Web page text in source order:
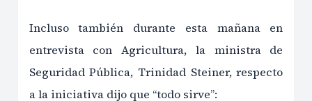
Incluso también durante esta mañana en
entrevista con Agricultura, la ministra de
Seguridad Pública, Trinidad Steiner, respecto
a la iniciativa dijo que “todo sirve”: